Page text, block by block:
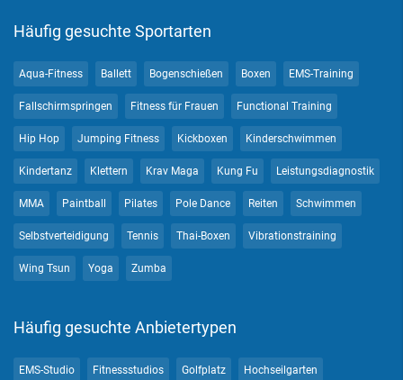
Häufig gesuchte Sportarten
Aqua-Fitness Ballett Bogenschießen Boxen EMS-Training
Fallschirmspringen Fitness für Frauen Functional Training
Hip Hop Jumping Fitness Kickboxen Kinderschwimmen
Kindertanz Klettern Krav Maga Kung Fu Leistungsdiagnostik
MMA Paintball Pilates Pole Dance Reiten Schwimmen
Selbstverteidigung Tennis Thai-Boxen Vibrationstraining
Wing Tsun Yoga Zumba
Häufig gesuchte Anbietertypen
EMS-Studio Fitnessstudios Golfplatz Hochseilgarten